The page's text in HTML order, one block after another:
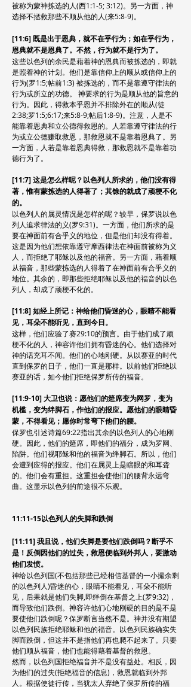
被称为蒙神拣选的人(西1:1-5; 3:12)。另一方面，神
选择不拯救那些不顺从他的人(来5:8-9)。
[11:6] 既是出于恩典，就不在乎行为；如在乎行为，
恩典就不是恩典了。不然，行为就不是行为了。
这些以色列的余民是藉着神的恩典而被拣选的，即就
是照着神的计划。他们是靠信仰上的顺从或信仰上的
行为(罗1:5;帖前1:3) 被拣选的，而不是靠遵守律法的
行为或所立的功德。 神要求的行为是顺从他的旨意的
行为。因此，得救本乎恩并不排除外在的顺从(徒
2:38;罗1:5;6:17;来5:8-9;帖后1:8-9)。注意，人是不
能靠着恩典和立公德得救恩的。人若靠遵守律法的行
为或立公德赚取救恩，那救恩就不是靠着恩典了。另
一方面，人若是靠着恩典得救，那救恩就不是靠着功
德行为了。
[11:7] 这是怎么样呢？以色列人所求的，他们没有得
著，惟有蒙拣选的人得著了；其馀的就成了顽梗不化
的。
以色列人的属灵情况是怎样的呢？较早，保罗说以色
列人追求律法的义(罗9:31)。一方面，他们所求的是
要在神面前有合乎义的地位，但是他们却没有得着。
这是因为他们想依靠遵守摩西律法在神面前被称为义
人，而拒绝了耶稣以及他的福音。另一方面，藉着顺
从福音，那些蒙拣选的人得着了在神面前有合乎义的
地位。其余的，即那些拒绝耶稣以及他的福音的以色
列人，却成了顽梗不化的。
[11:8] 如经上所记：神给他们昏迷的心，眼睛不能看
见，耳朵不能听见，直到今日。
这样，他们应验了赛29:10的预言。由于他们成了顽
梗不化的人，神容许他们拥有昏迷的心。他们选择对
神的话充耳不闻。他们的心地刚硬。从以赛亚的时代
直到保罗的日子，他们一直是那样。以前他们拒绝以
赛亚的话，如今他们拒绝保罗所传的福音。
[11:9-10] 大卫也说：愿他们的筵席变为网罗，变为
机槛，变为绊脚石，作他们的报应。愿他们的眼睛昏
蒙，不得看见；愿你时常弯下他们的腰。
保罗也引述诗篇69:22指出其余的以色列人的心地刚
硬。因此，他们的筵席，即他们的福分，成为罗网、
陷阱。他们视耶稣和他的福音为绊脚石。所以，他们
会遭到应得的报应。他们在属灵上是瞎眼的和耳聋
的。他们会有重担。这重担会使他们的腰背永远弯
曲。这显示以色列的前途很不乐观。
11:11-15以色列人的失脚和跌倒
[11:11] 我且说，他们失脚是要他们跌倒吗？断乎不
是！反倒因他们的过失，救恩便临到外邦人，要激动
他们发愤。
神给以色列国(不包括那些已经相信基督的一小撮余剩
的以色列人)昏迷的心，眼睛不能看见，耳朵不能听
见，后果就是他们失脚,即绊倒在基督之上(罗9:32)，
而导致他们跌倒。神容许他们心地刚硬的目的是不是
要使他们跌倒呢？保罗断言当然不是。神并没有期望
以色列民族拒绝耶稣和他的福音。以色列民族确实失
脚而跌倒，但这并不是指他们再也爬不起来了。只要
他们顺从福音，他们也能得藉着基督的救恩。
然而，以色列国拒绝福音并不是没有益处。相反，因
为他们的过失(拒绝福音的信息)，救恩就临到外邦
人。根据使徒行传，当犹太人弃绝了保罗所传的福